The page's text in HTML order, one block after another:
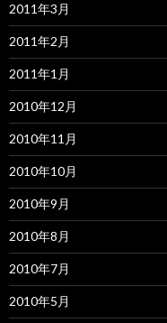
2011年3月
2011年2月
2011年1月
2010年12月
2010年11月
2010年10月
2010年9月
2010年8月
2010年7月
2010年5月